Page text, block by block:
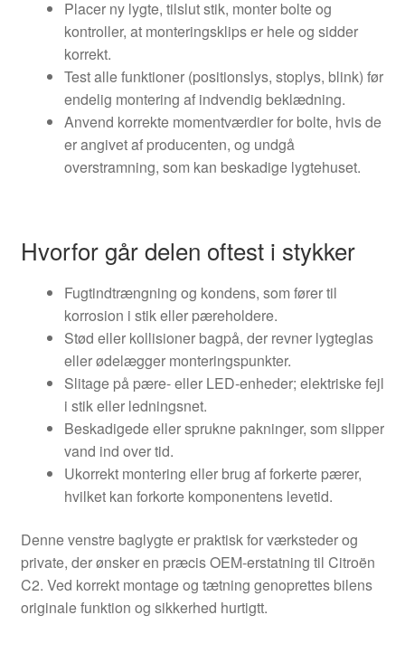
Placer ny lygte, tilslut stik, monter bolte og
kontroller, at monteringsklips er hele og sidder
korrekt.
Test alle funktioner (positionslys, stoplys, blink) før
endelig montering af indvendig beklædning.
Anvend korrekte momentværdier for bolte, hvis de
er angivet af producenten, og undgå
overstramning, som kan beskadige lygtehuset.
Hvorfor går delen oftest i stykker
Fugtindtrængning og kondens, som fører til
korrosion i stik eller pæreholdere.
Stød eller kollisioner bagpå, der revner lygteglas
eller ødelægger monteringspunkter.
Slitage på pære- eller LED-enheder; elektriske fejl
i stik eller ledningsnet.
Beskadigede eller sprukne pakninger, som slipper
vand ind over tid.
Ukorrekt montering eller brug af forkerte pærer,
hvilket kan forkorte komponentens levetid.
Denne venstre baglygte er praktisk for værksteder og
private, der ønsker en præcis OEM-erstatning til Citroën
C2. Ved korrekt montage og tætning genoprettes bilens
originale funktion og sikkerhed hurtigtt.